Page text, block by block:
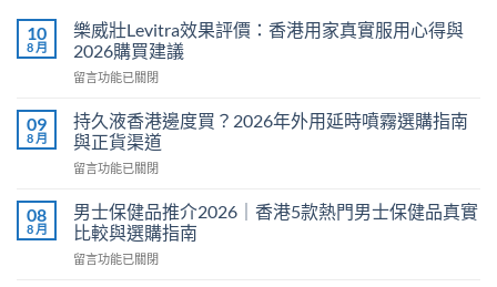
10
8 月
樂威壯Levitra效果評價：香港用家真實服用心得與
2026購買建議
在
威
壯
Levitra
效
評
價：
港
留言功能已關閉
09
8 月
持久液香港邊度買？2026年外用延時噴霧選購指南
與正貨渠道
在
久
液
香
港
留言功能已關閉
08
8 月
男士保健品推介2026｜香港5款熱門男士保健品真實
比較與選購指南
在
留言功能已關閉